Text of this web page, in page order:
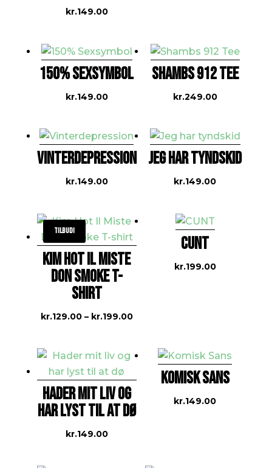
kr.149.00
150% SEXSYMBOL
kr.149.00
SHAMBS 912 TEE
kr.249.00
VINTERDEPRESSION
kr.149.00
JEG HAR TYNDSKID
kr.149.00
Tilbud!
KIM HOT IL MISTE
DON SMOKE T-
SHIRT
kr.129.00 – kr.199.00Prisinterval:
kr.199.00
CUNT
kr.199.00
HADER MIT LIV OG
HAR LYST TIL AT DØ
kr.149.00
KOMISK SANS
kr.149.00